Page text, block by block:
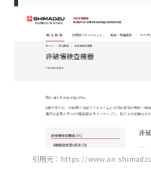
引用元：https://